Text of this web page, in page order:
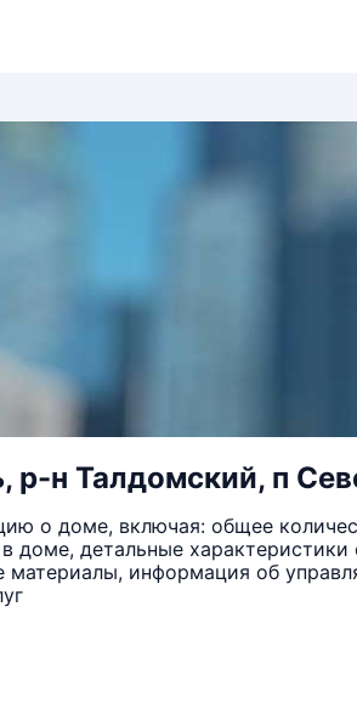
р-н Талдомский, п
о доме, включая: общее
доме, детальные
материалы, информация об